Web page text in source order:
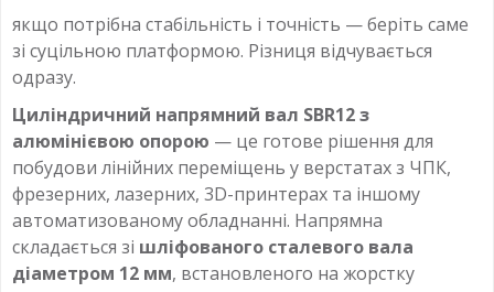
якщо потрібна стабільність і точність — беріть саме
зі суцільною платформою. Різниця відчувається
одразу.
Циліндричний напрямний вал SBR12 з
алюмінієвою опорою — це готове рішення для
побудови лінійних переміщень у верстатах з ЧПК,
фрезерних, лазерних, 3D-принтерах та іншому
автоматизованому обладнанні. Напрямна
складається зі шліфованого сталевого вала
діаметром 12 мм, встановленого на жорстку